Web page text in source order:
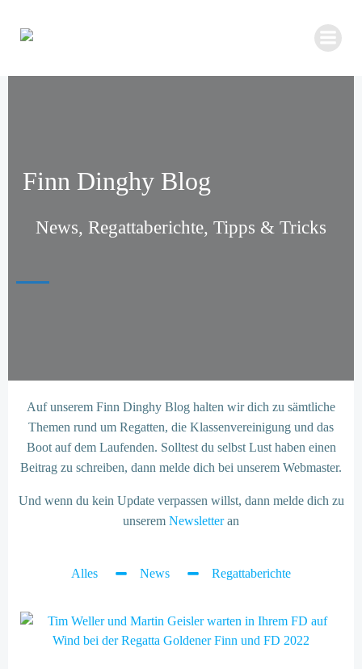
Finn Dinghy Blog
News, Regattaberichte, Tipps & Tricks
Auf unserem Finn Dinghy Blog halten wir dich zu sämtliche
Themen rund um Regatten, die Klassenvereinigung und das
Boot auf dem Laufenden. Solltest du selbst Lust haben einen
Beitrag zu schreiben, dann melde dich bei unserem Webmaster.
Und wenn du kein Update verpassen willst, dann melde dich zu
unserem Newsletteran
Alles News Regattaberichte